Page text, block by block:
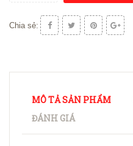
Chia sẻ:
MÔ TẢ SẢN PHẨM
ĐÁNH GIÁ